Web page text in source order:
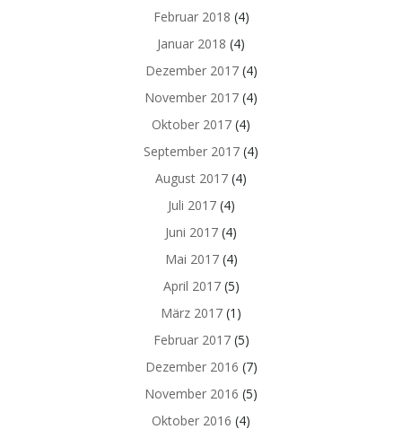
Februar 2018 (4)
Januar 2018 (4)
Dezember 2017(4)
November 2017 (4)
Oktober 2017 (4)
September 2017 (4)
August 2017 (4)
Juli 2017(4)
Juni 2017 (4)
Mai 2017(4)
April 2017(5)
März 2017 (1)
Februar 2017(5)
Dezember 2016 (7)
November 2016 (5)
Oktober 2016 (4)